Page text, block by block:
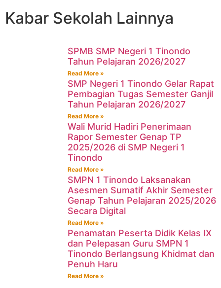
Kabar Sekolah Lainnya
SPMB SMP Negeri 1 Tinondo
Tahun Pelajaran 2026/2027
Read More »
SMP Negeri 1 Tinondo Gelar Rapat
Pembagian Tugas Semester Ganjil
Tahun Pelajaran 2026/2027
Read More »
Wali Murid Hadiri Penerimaan
Rapor Semester Genap TP
2025/2026 di SMP Negeri 1
Tinondo
Read More »
SMPN 1 Tinondo Laksanakan
Asesmen Sumatif Akhir Semester
Genap Tahun Pelajaran 2025/2026
Secara Digital
Read More »
Penamatan Peserta Didik Kelas IX
dan Pelepasan Guru SMPN 1
Tinondo Berlangsung Khidmat dan
Penuh Haru
Read More »